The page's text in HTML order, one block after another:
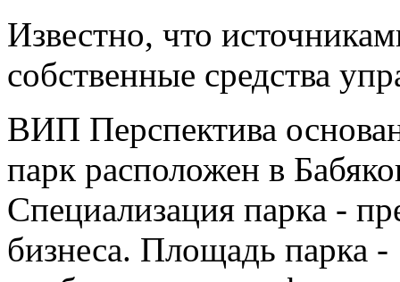
Известно, что
собственные средства
ВИП Перспектива
парк расположен в
Специализация парка -
бизнеса. Площадь парка